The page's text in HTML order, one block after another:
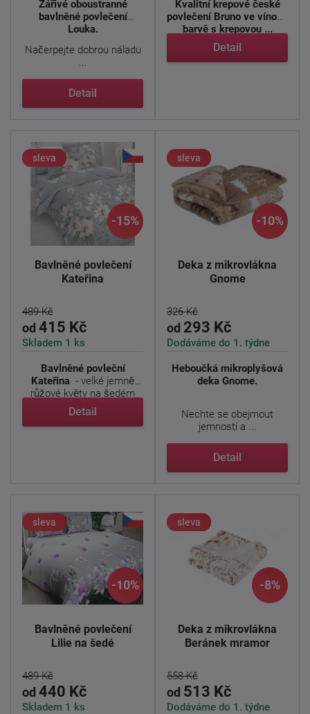
Zářivé oboustranné
bavlněné povlečení
Louka.
Načerpejte dobrou náladu
...
Detail
Kvalitní krepové české
povlečení Bruno ve vínové
barvě s krepovou ...
Detail
sleva
-15%
Bavlněné povlečení
Kateřina
489 Kč
od 415 Kč
Skladem 1 ks
Bavlněné povleční
Kateřina - velké jemně
růžové květy na šedém
pozadí ...
Detail
sleva
-10%
Deka z mikrovlákna
Gnome
326 Kč
od 293 Kč
Dodáváme do 1. týdne
Heboučká mikroplyšová
deka Gnome.
Nechte se obejmout
jemností a ...
Detail
sleva
-10%
Bavlněné povlečení
Lilie na šedé
489 Kč
od 440 Kč
Skladem 1 ks
sleva
-8%
Deka z mikrovlákna
Beránek mramor
558 Kč
od 513 Kč
Dodáváme do 1. týdne